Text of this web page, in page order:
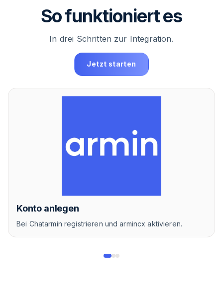
So funktioniert es
In drei Schritten zur Integration.
Jetzt starten
Konto anlegen
Bei Chatarmin registrieren und armincx aktivieren.